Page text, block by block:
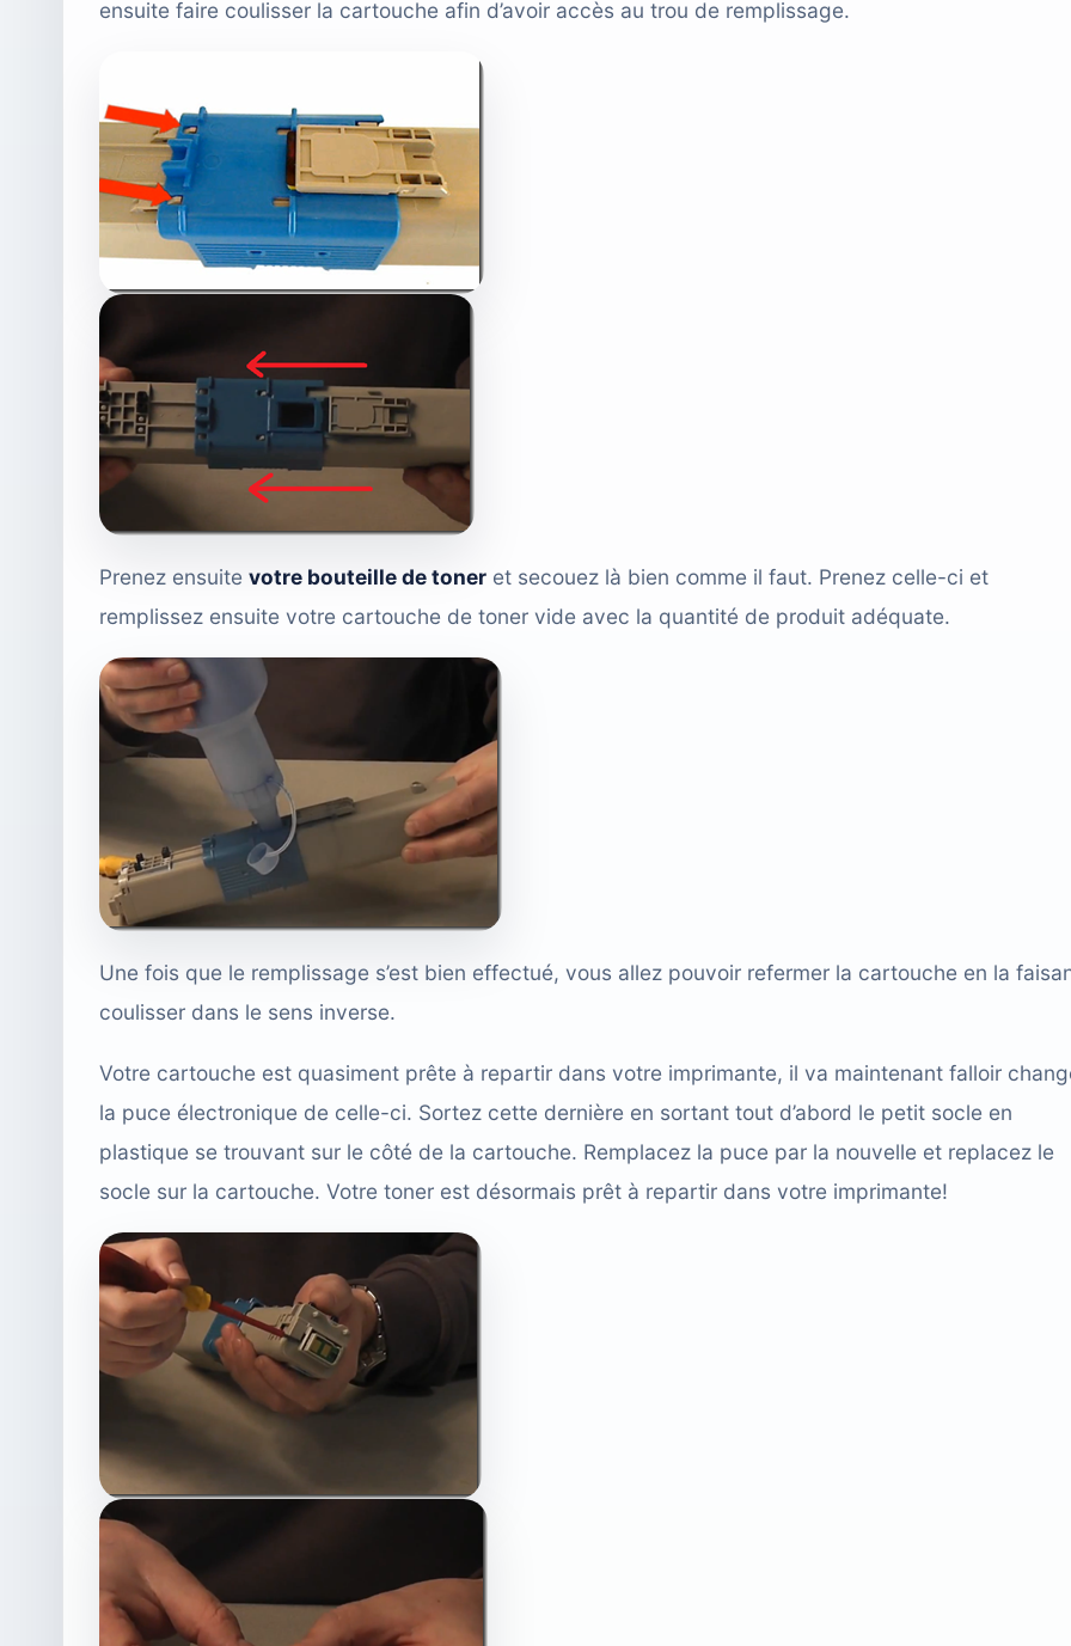
ensuite faire coulisser la cartouche afin d’avoir accès au trou de remplissage.
Prenez ensuite votre bouteille de toner et secouez là bien comme il faut. Prenez celle-ci et
remplissez ensuite votre cartouche de toner vide avec la quantité de produit adéquate.
Une fois que le remplissage s’est bien effectué, vous allez pouvoir refermer la cartouche en la
coulisser dans le sens inverse.
Votre cartouche est quasiment prête à repartir dans votre imprimante, il va maintenant falloir
la puce électronique de celle-ci. Sortez cette dernière en sortant tout d’abord le petit socle en
plastique se trouvant sur le côté de la cartouche. Remplacez la puce par la nouvelle et replacez le
socle sur la cartouche. Votre toner est désormais prêt à repartir dans votre imprimante!